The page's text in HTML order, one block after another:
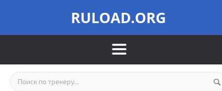
RULOAD.ORG